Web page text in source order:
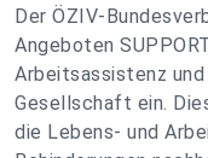
Der ÖZIV-
Angeboten
Arbeitsassistenz und
Gesellschaft ein.
die Lebens- und